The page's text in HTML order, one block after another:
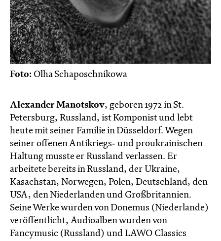
Foto: Olha Schaposchnikowa
Alexander Manotskov, geboren 1972 in St.
Petersburg, Russland, ist Komponist und lebt
heute mit seiner Familie in Düsseldorf. Wegen
seiner offenen Antikriegs- und proukrainischen
Haltung musste er Russland verlassen. Er
arbeitete bereits in Russland, der Ukraine,
Kasachstan, Norwegen, Polen, Deutschland, den
USA, den Niederlanden und Großbritannien.
Seine Werke wurden von Donemus (Niederlande)
veröffentlicht, Audioalben wurden von
Fancymusic (Russland) und LAWO Classics